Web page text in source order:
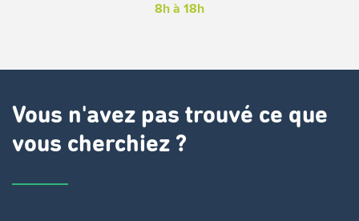
8h à 18h
Vous n'avez pas trouvé ce que
vous cherchiez ?